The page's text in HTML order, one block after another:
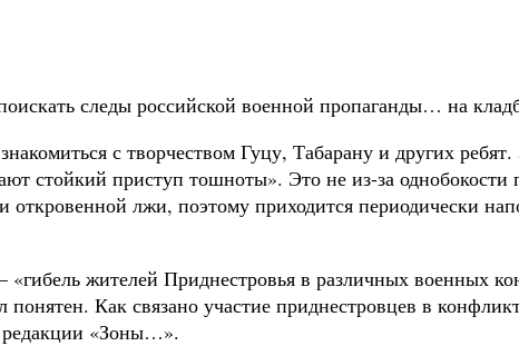
следы российской военной пропаганды… на
с творчеством Гуцу, Табарану и других
стойкий приступ тошноты». Это не из-за
лжи, поэтому приходится периодически
жителей Приднестровья в различных военных
Как связано участие приднестровцев в
редакции «Зоны…».